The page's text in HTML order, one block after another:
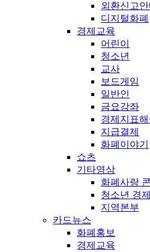
외환신고안
디지털화폐
경제교육
어린이
청소년
교사
보드게임
일반인
금요강좌
경제지표해
지급결제
화폐이야기
쇼츠
기타영상
화폐사랑
청소년 경
지역본부
카드뉴스
화폐홍보
경제교육